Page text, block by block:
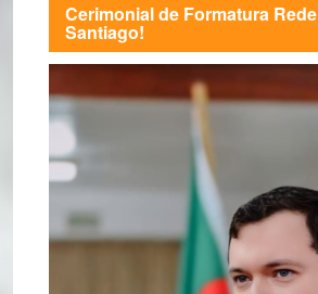
Cerimonial de Formatura
Santiago!